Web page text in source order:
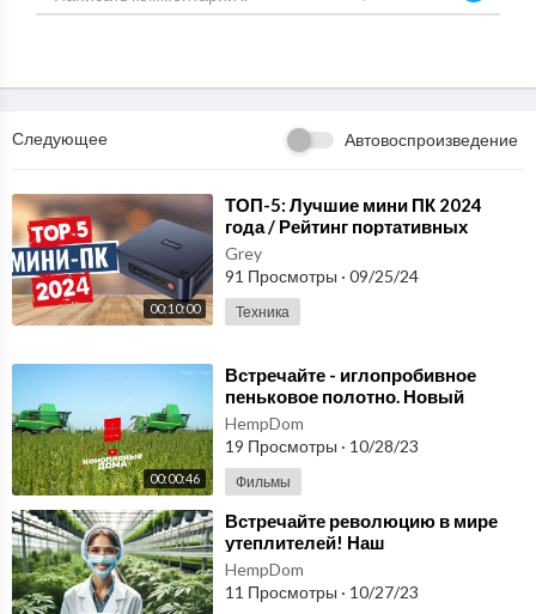
Следующее Автовоспроизведение
00:10:00
⁣ТОП-5: Лучшие мини ПК 2024
года / Рейтинг портативных
компьютеров, цены
Grey
91 Просмотры · 09/25/24
Техника
00:00:46
⁣Встречайте - иглопробивное
пеньковое полотно. Новый
стандарт в мире нетканых
материалов! hempshops
HempDom
19 Просмотры · 10/28/23
Фильмы
⁣Встречайте революцию в мире
утеплителей! Наш
инновационный утеплитель -
совершенство теплоизоляции!
HempDom
11 Просмотры · 10/27/23